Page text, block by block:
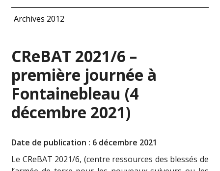
Archives 2012
CReBAT 2021/6 –
première journée à
Fontainebleau (4
décembre 2021)
Date de publication : 6 décembre 2021
Le CReBAT 2021/6, (centre ressources des blessés de